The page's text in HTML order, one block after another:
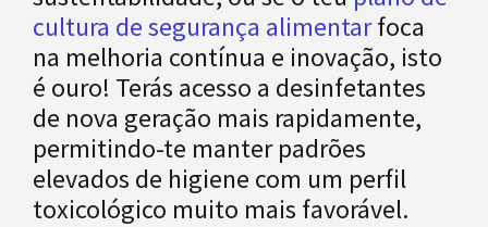
cultura de segurança alimentarfoca
na melhoria contínua e inovação, isto
é ouro! Terás acesso a desinfetantes
de nova geração mais rapidamente,
permitindo-te manter padrões
elevados de higiene com um perfil
toxicológico muito mais favorável.